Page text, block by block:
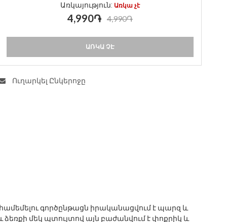
Առկայություն: Առկա չէ
4,990֏ 4,990֏
ԱՌԿԱ ՉԷ
Ուղարկել Ընկերոջը
համեմելու գործընթացն իրականացվում է պարզ և
մեկ պտույտով այն բաժանվում է փոքրիկ և